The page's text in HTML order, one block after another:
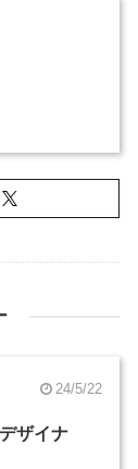
24/5/22
ザイナ